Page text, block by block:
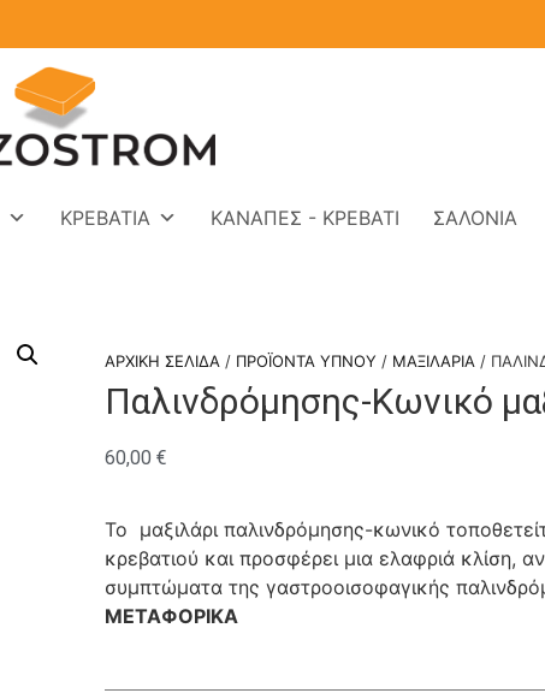
ΚΡΕΒΆΤΙΑ ΚΑΝΑΠΈΣ - ΚΡΕΒΆΤΙ ΣΑΛΌΝΙΑ
ΑΡΧΙΚΉ ΣΕΛΊΔΑ / ΠΡΟΪΌΝΤΑ ΎΠΝΟΥ / ΜΑΞΙΛΆΡΙΑ /
Παλινδρόμησης-Κωνικό
60,00 €
Το μαξιλάρι παλινδρόμησης-κωνικό
κρεβατιού και προσφέρει μια ελαφριά κλίση,
συμπτώματα της γαστροοισοφαγικής
ΜΕΤΑΦΟΡΙΚΑ